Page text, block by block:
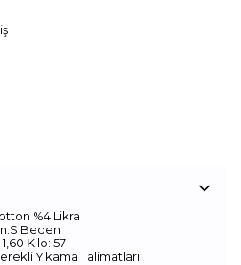
%4 Likra
Beden
Kilo: 57
Yıkama Talimatları